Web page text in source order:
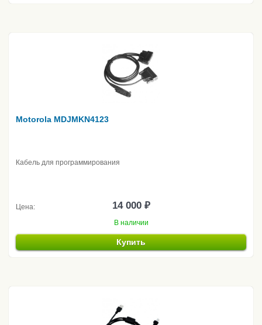
Motorola MDJMKN4123
Кабель для программирования
Цена: 14 000 ₽
В наличии
Купить